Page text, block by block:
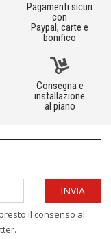
Pagamenti sicuri
con
Paypal, carte e
bonifico
Consegna e
installazione
al piano
il consenso al